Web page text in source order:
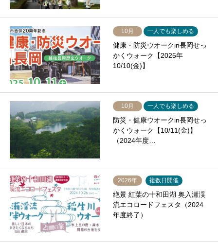
10月 一人でも楽しめる
健康・防災ウオークin長岡せっ
かくウォーク【2025年
10/10(金)】
10月 一人でも楽しめる
防災・健康ウオークin長岡せっ
かくウォーク【10/11(金)】
（2024年度…
2026年 複数日開催
絶景 紅葉の十和田湖 奥入瀬渓
流エコロードフェスタ（2024
年度終了）